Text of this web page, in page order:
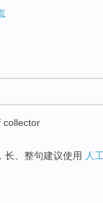
collector
长、整句建议使用 人